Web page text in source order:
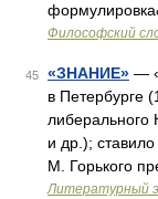
Философский
45 «ЗНАНИЕ» —
в Петербурге
либерального
и др.);
М. Горького
Литературный